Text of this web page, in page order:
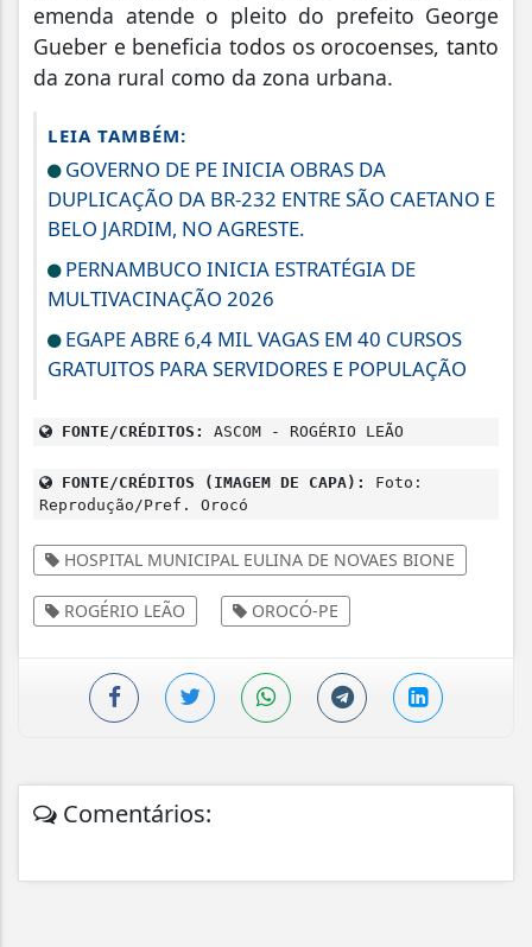
emenda atende o pleito do prefeito George
Gueber e beneficia todos os orocoenses, tanto
da zona rural como da zona urbana.
LEIA TAMBÉM:
GOVERNO DE PE INICIA OBRAS DA
DUPLICAÇÃO DA BR-232 ENTRE SÃO CAETANO E
BELO JARDIM, NO AGRESTE.
PERNAMBUCO INICIA ESTRATÉGIA DE
MULTIVACINAÇÃO 2026
EGAPE ABRE 6,4 MIL VAGAS EM 40 CURSOS
GRATUITOS PARA SERVIDORES E POPULAÇÃO
FONTE/CRÉDITOS: ASCOM - ROGÉRIO LEÃO
FONTE/CRÉDITOS (IMAGEM DE CAPA):
Foto:
Reprodução/Pref. Orocó
HOSPITAL MUNICIPAL EULINA DE NOVAES BIONE
ROGÉRIO LEÃO OROCÓ-PE
Comentários: